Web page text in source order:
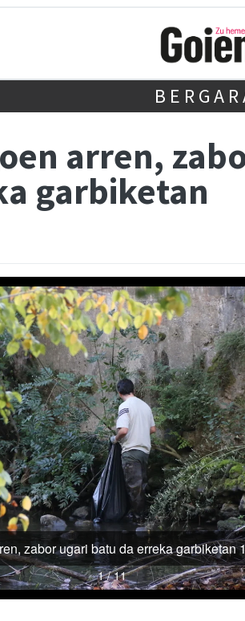
arren,
garbiketan